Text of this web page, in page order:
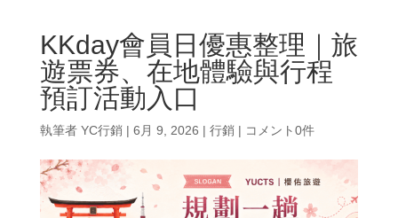
KKday會員日優惠整理｜旅
遊票券、在地體驗與行程
預訂活動入口
執筆者 YC行銷| 6月 9, 2026 | 行銷| コメント0件